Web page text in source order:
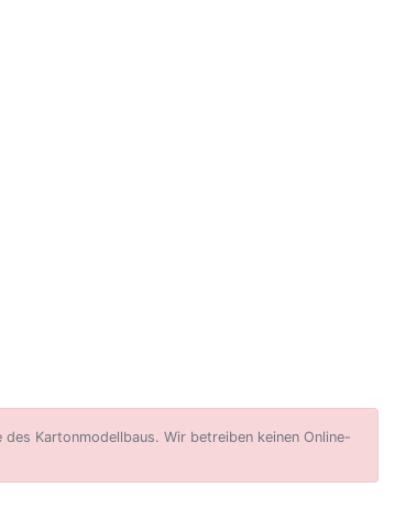
Kartonmodellbaus. Wir betreiben keinen Online-